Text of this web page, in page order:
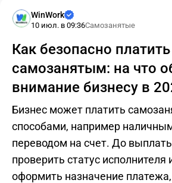
WinWork
10 июл. в 09:36Самозанятые
Как безопасно платить
самозанятым: на что
внимание бизнесу в
Бизнес может платить
способами, например
переводом на счет. До
проверить статус исполнителя
оформить назначение